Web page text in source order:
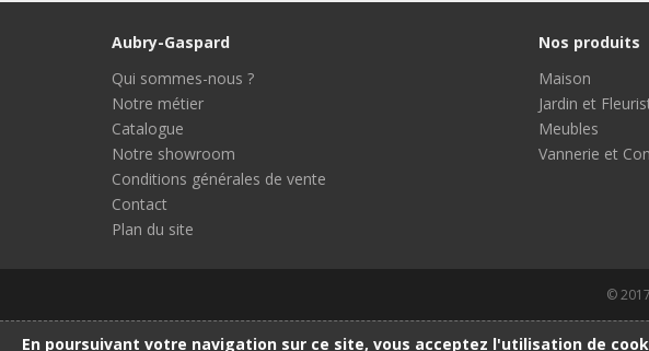
Aubry-Gaspard
Qui sommes-nous ?
Notre métier
Catalogue
Notre showroom
Conditions générales de vente
Contact
Plan du site
Nos produits
Maison
Jardin et
Meubles
Vannerie et
©
En poursuivant votre navigation sur ce site, vous acceptez l'utilisation de